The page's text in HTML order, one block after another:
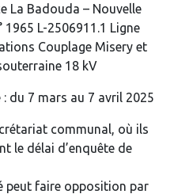
La Badouda – Nouvelle
L-2506911.1 Ligne
Couplage Misery et
18 kV
: du 7 mars au 7 avril 2025
communal, où ils
le délai d’enquête de
peut faire opposition par